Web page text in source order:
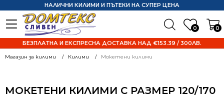
0 0
НАЛИЧНИ КИЛИМИ И ПЪТЕКИ НА СУПЕР ЦЕНА
БЕЗПЛАТНА И ЕКСПРЕСНА ДОСТАВКА НАД €153.39 / 300ЛВ.
Магазин за килими Килими Мокетени килими
МОКЕТЕНИ КИЛИМИ С РАЗМЕР 120/170